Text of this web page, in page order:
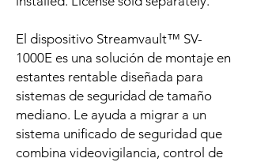
El dispositivo Streamvault™ SV-
1000E es una solución de montaje en
estantes rentable diseñada para
sistemas de seguridad de tamaño
mediano. Le ayuda a migrar a un
sistema unificado de seguridad que
combina videovigilancia, control de